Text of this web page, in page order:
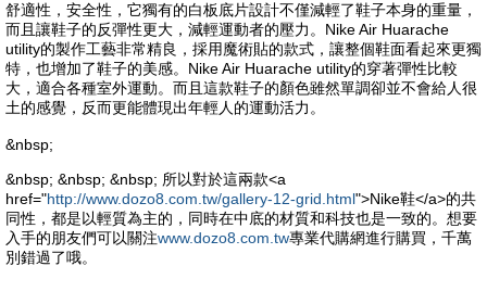
舒適性，安全性，它獨有的白板底片設計不僅減輕了鞋子本身的重量，
而且讓鞋子的反彈性更大，減輕運動者的壓力。Nike Air Huarache
utility的製作工藝非常精良，採用魔術貼的款式，讓整個鞋面看起來更獨
特，也增加了鞋子的美感。Nike Air Huarache utility的穿著彈性比較
大，適合各種室外運動。而且這款鞋子的顏色雖然單調卻並不會給人很
土的感覺，反而更能體現出年輕人的運動活力。
&nbsp;
&nbsp; &nbsp; &nbsp; 所以對於這兩款<a
href="http://www.dozo8.com.tw/gallery-12-grid.html">Nike鞋</a>的共
同性，都是以輕質為主的，同時在中底的材質和科技也是一致的。想要
入手的朋友們可以關注www.dozo8.com.tw專業代購網進行購買，千萬
別錯過了哦。